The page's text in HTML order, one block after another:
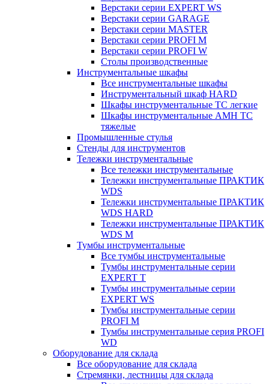
Верстаки серии EXPERT WS
Верстаки серии GARAGE
Верстаки серии MASTER
Верстаки серии PROFI M
Верстаки серии PROFI W
Столы производственные
Инструментальные шкафы
Все инструментальные шкафы
Инструментальный шкаф HARD
Шкафы инструментальные ТС легкие
Шкафы инструментальные AMH TC
тяжелые
Промышленные стулья
Стенды для инструментов
Тележки инструментальные
Все тележки инструментальные
Тележки инструментальные ПРАКТИК
WDS
Тележки инструментальные ПРАКТИК
WDS HARD
Тележки инструментальные ПРАКТИК
WDS M
Тумбы инструментальные
Все тумбы инструментальные
Тумбы инструментальные серии
EXPERT T
Тумбы инструментальные серии
EXPERT WS
Тумбы инструментальные серии
PROFI M
Тумбы инструментальные серия PROFI
WD
Оборудование для склада
Все оборудование для склада
Стремянки, лестницы для склада